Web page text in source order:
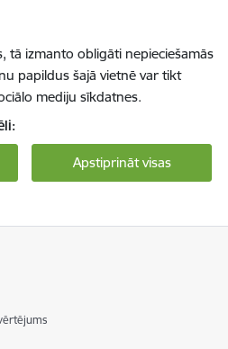
tā izmanto obligāti nepieciešamās
papildus šajā vietnē var tikt
mediju sīkdatnes.
Apstiprināt visas